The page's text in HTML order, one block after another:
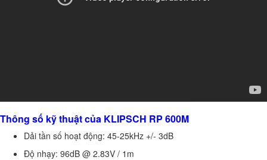
Thông số kỹ thuật của KLIPSCH RP 600M
Dải tần số hoạt động: 45-25kHz +/- 3dB
Độ nhạy: 96dB @ 2.83V / 1m